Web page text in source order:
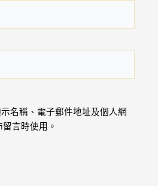
名稱、電子郵件地址及個人網
言時使用。